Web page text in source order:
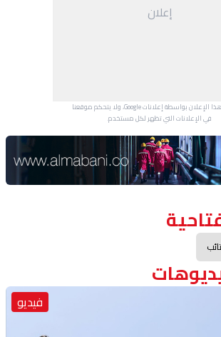
إعلان
يتم عرض هذا الإعلان بواسطة إعلانات Google، ولا يتحكم موقعنا
في الإعلانات التي تظهر لكل مستخدم.
فيديو